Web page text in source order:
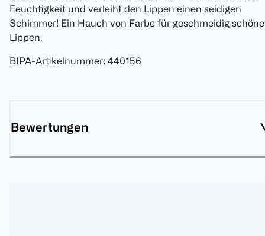
Feuchtigkeit und verleiht den Lippen einen seidigen
Schimmer! Ein Hauch von Farbe für geschmeidig schöne
Lippen.
BIPA-Artikelnummer: 440156
Bewertungen